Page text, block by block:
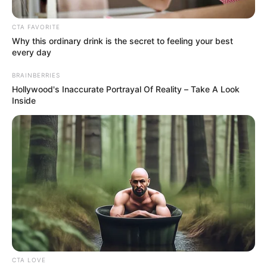
Area Metropolitana
CTA FAVORITE
Why this ordinary drink is the secret to feeling your best
every day
BRAINBERRIES
Hollywood's Inaccurate Portrayal Of Reality – Take A Look
Inside
CTA LOVE